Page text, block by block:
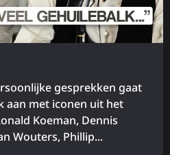
gesprekken gaat
aan met iconen uit het
Koeman, Dennis
Wouters, Phillip...